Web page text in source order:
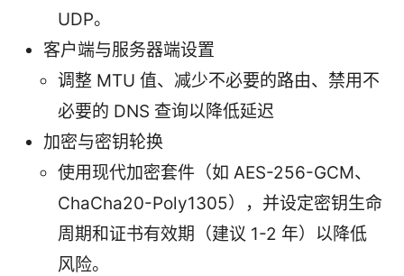
UDP。
客户端与服务器端设置
调整 MTU 值、减少不必要的路由、禁用不
必要的 DNS 查询以降低延迟
加密与密钥轮换
使用现代加密套件（如 AES-256-GCM、
ChaCha20-Poly1305），并设定密钥生命
周期和证书有效期（建议 1-2 年）以降低
风险。